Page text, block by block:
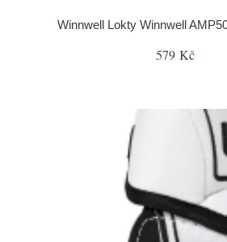
Winnwell Lokty Winnwell
579 Kč